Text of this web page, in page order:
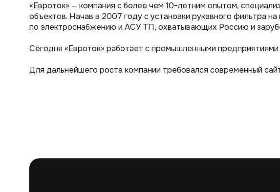
«Евроток» — компания с более чем 10-летним опытом,
объектов. Начав в 2007 году с установки рукавного фильтра
по электроснабжению и АСУ ТП, охватывающих Россию и
Сегодня «Евроток» работает с промышленными
Для дальнейшего роста компании требовался современный